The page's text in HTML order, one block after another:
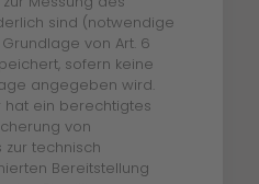
sind (notwendige
von Art. 6
sofern keine
angegeben wird.
ein berechtigtes
von
technisch
Bereitstellung